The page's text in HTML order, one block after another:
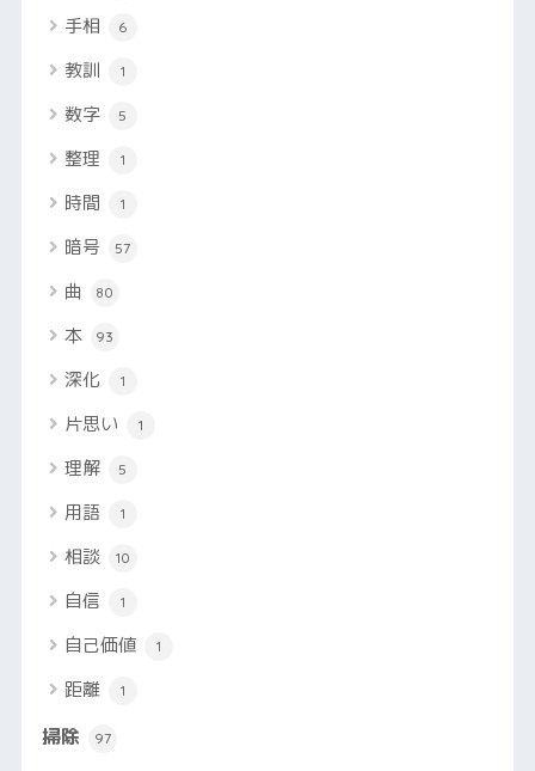
手相 6
教訓 1
数字 5
整理 1
時間 1
暗号 57
曲 80
本 93
深化 1
片思い 1
理解 5
用語 1
相談 10
自信 1
自己価値 1
距離 1
掃除 97